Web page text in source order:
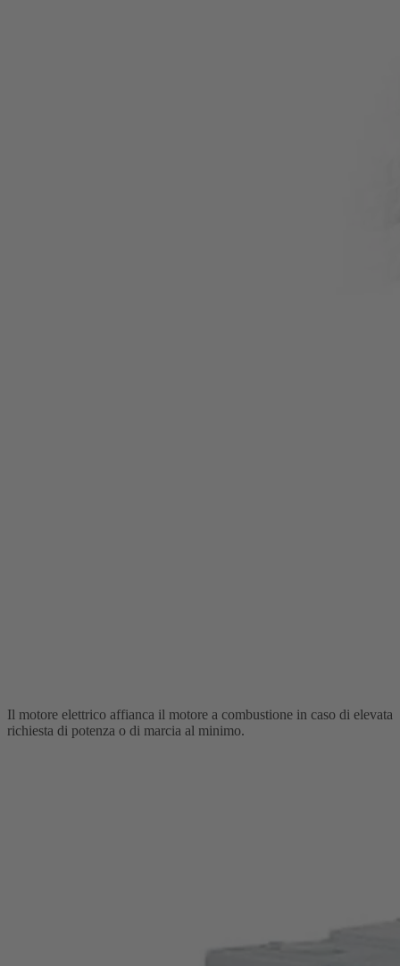
Il motore elettrico affianca il motore a combustione in caso di elevata
richiesta di potenza o di marcia al minimo.